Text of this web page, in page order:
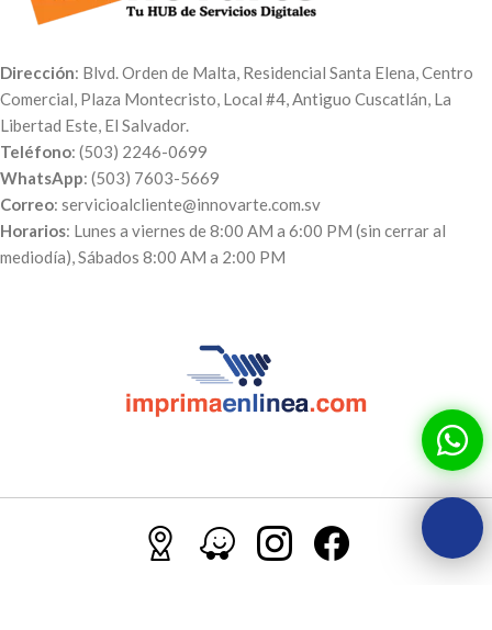
Dirección: Blvd. Orden de Malta, Residencial Santa Elena, Centro
Comercial, Plaza Montecristo, Local #4, Antiguo Cuscatlán, La
Libertad Este, El Salvador.
Teléfono: (503) 2246-0699
WhatsApp: (503) 7603-5669
Correo: servicioalcliente@innovarte.com.sv
Horarios: Lunes a viernes de 8:00 AM a 6:00 PM (sin cerrar al
mediodía), Sábados 8:00 AM a 2:00 PM